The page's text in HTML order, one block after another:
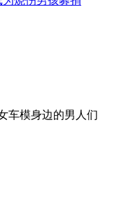
龙化石
模身边的男人们